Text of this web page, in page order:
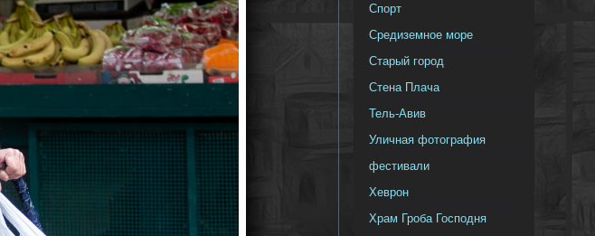
Спорт
Средиземное море
Старый город
Стена Плача
Тель-Авив
Уличная фотография
фестивали
Хеврон
Храм Гроба Господня